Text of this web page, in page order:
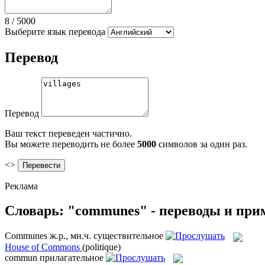
8 / 5000
Выберите язык перевода
Перевод
Перевод
Ваш текст переведен частично.
Вы можете переводить не более 5000 символов за один раз.
<>
Реклама
Словарь: "communes" - переводы и
Communes ж.р., мн.ч. существительное
House of Commons (politique)
commun прилагательное